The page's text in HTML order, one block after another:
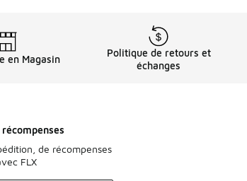
en Magasin
Politique de retours et
échanges
de récompenses
FLX